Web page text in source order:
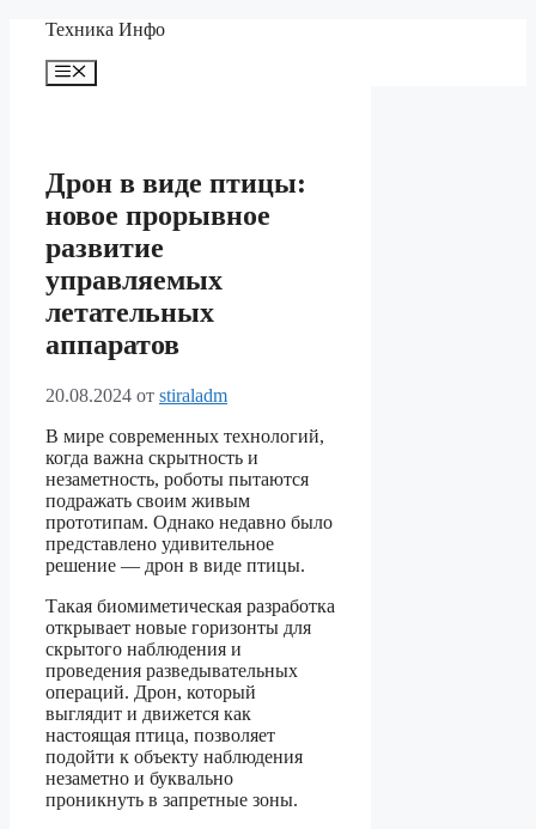
Перейти
содержимому
Техника Инфо
Меню
Дрон в виде птицы:
новое прорывное
развитие
управляемых
летательных
аппаратов
20.08.2024 от stiraladm
В мире современных технологий,
когда важна скрытность и
незаметность, роботы пытаются
подражать своим живым
прототипам. Однако недавно было
представлено удивительное
решение — дрон в виде птицы.
Такая биомиметическая разработка
открывает новые горизонты для
скрытого наблюдения и
проведения разведывательных
операций. Дрон, который
выглядит и движется как
настоящая птица, позволяет
подойти к объекту наблюдения
незаметно и буквально
проникнуть в запретные зоны.